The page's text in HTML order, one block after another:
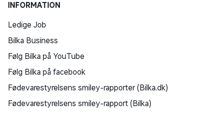
INFORMATION
Ledige Job
Bilka Business
Følg Bilka på YouTube
Følg Bilka på facebook
Fødevarestyrelsens smiley-rapporter (Bilka.dk)
Fødevarestyrelsens smiley-rapport (Bilka)